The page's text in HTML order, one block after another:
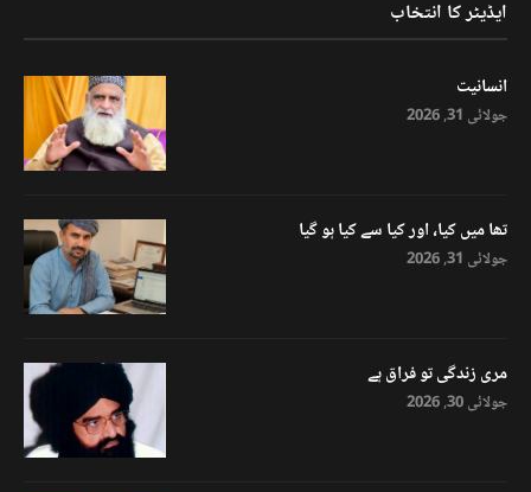
ایڈیٹر کا انتخاب
انسانیت
جولائی 31, 2026
تھا میں کیا، اور کیا سے کیا ہو گیا
جولائی 31, 2026
مری زندگی تو فراق ہے
جولائی 30, 2026